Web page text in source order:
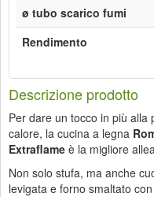
ø tubo scarico fumi
Rendimento
Descrizione prodotto
Per dare un tocco in più
calore, la cucina a legna
Extraflame è la migliore
Non solo stufa, ma anche
levigata e forno smaltato